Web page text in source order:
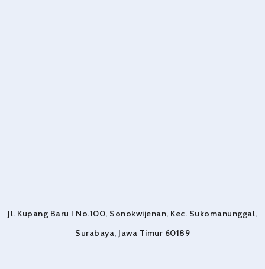
Jl. Kupang Baru I No.100, Sonokwijenan, Kec. Sukomanunggal,
Surabaya, Jawa Timur 60189